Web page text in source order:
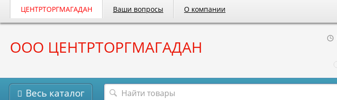
ЦЕНТРТОРГМАГАДАН Ваши вопросы О компании
ООО ЦЕНТРТОРГМАГАДАН
Весь каталог